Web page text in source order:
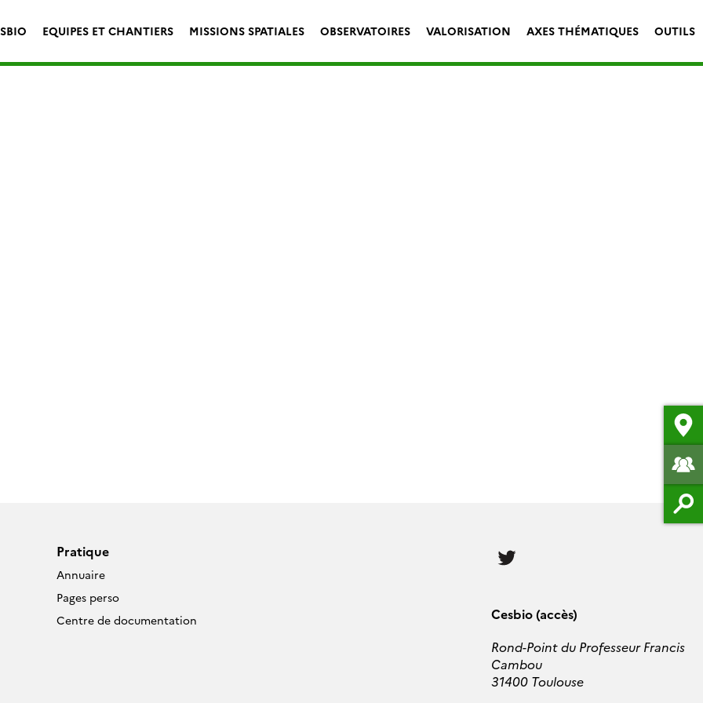
EQUIPES ET CHANTIERS MISSIONS SPATIALES OBSERVATOIRES VALORISATION AXES THÉMATIQUES OUTILS
Pratique
Annuaire
Pages perso
Centre de documentation
Cesbio (accès)
Rond-Point du Professeur Francis
Cambou
31400 Toulouse